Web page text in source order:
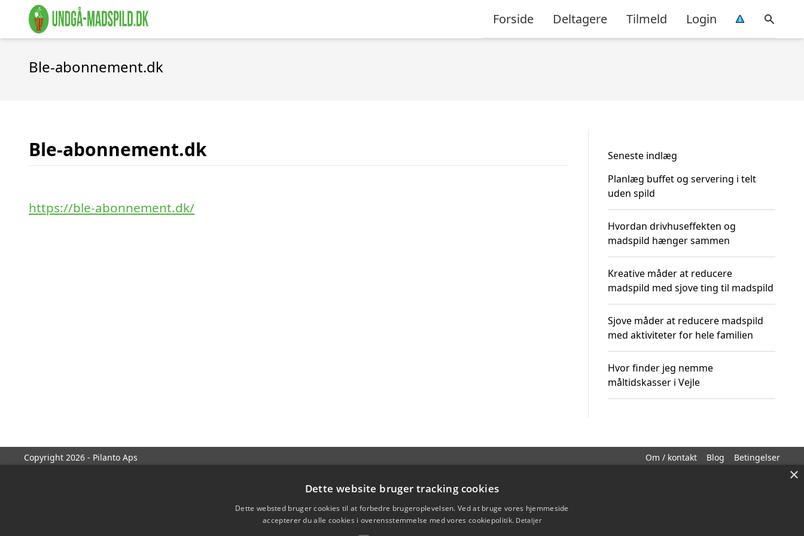
Forside Deltagere Tilmeld Login
Ble-abonnement.dk
Ble-abonnement.dk
https://ble-abonnement.dk/
Seneste indlæg
Planlæg buffet og servering i telt
uden spild
Hvordan drivhuseffekten og
madspild hænger sammen
Kreative måder at reducere
madspild med sjove ting til madspild
Sjove måder at reducere madspild
med aktiviteter for hele familien
Hvor finder jeg nemme
måltidskasser i Vejle
Copyright 2026 - Pilanto Aps Om / kontakt Blog Betingelser
×
Dette website bruger tracking cookies
Dette websted bruger cookies til at forbedre brugeroplevelsen. Ved at bruge vores hjemmeside
accepterer du alle cookies i overensstemmelse med vores cookiepolitik. Detaljer